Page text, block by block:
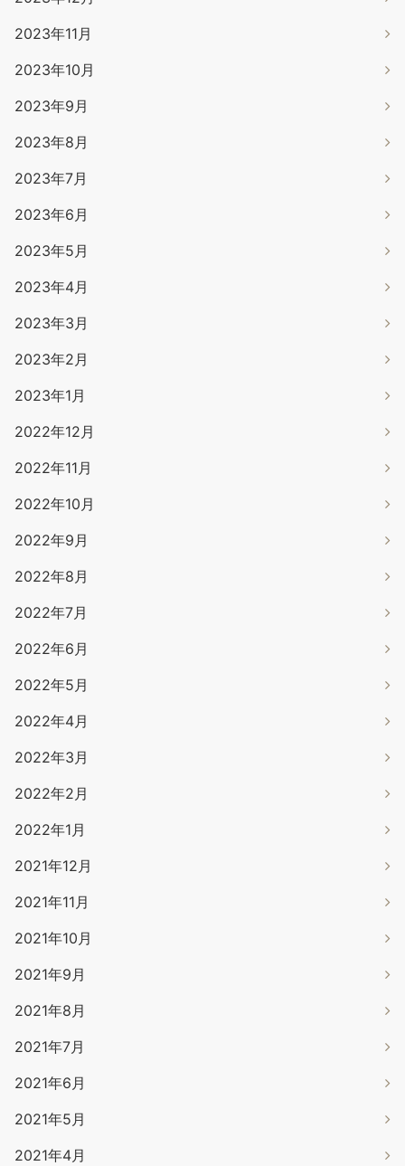
2023年11月
2023年10月
2023年9月
2023年8月
2023年7月
2023年6月
2023年5月
2023年4月
2023年3月
2023年2月
2023年1月
2022年12月
2022年11月
2022年10月
2022年9月
2022年8月
2022年7月
2022年6月
2022年5月
2022年4月
2022年3月
2022年2月
2022年1月
2021年12月
2021年11月
2021年10月
2021年9月
2021年8月
2021年7月
2021年6月
2021年5月
2021年4月